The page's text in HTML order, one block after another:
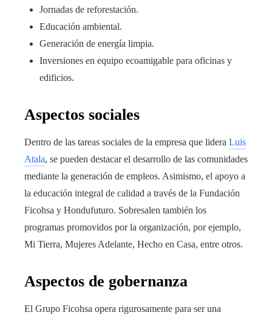
Jornadas de reforestación.
Educación ambiental.
Generación de energía limpia.
Inversiones en equipo ecoamigable para oficinas y
edificios.
Aspectos sociales
Dentro de las tareas sociales de la empresa que lidera Luis
Atala, se pueden destacar el desarrollo de las comunidades
mediante la generación de empleos. Asimismo, el apoyo a
la educación integral de calidad a través de la Fundación
Ficohsa y Hondufuturo. Sobresalen también los
programas promovidos por la organización, por ejemplo,
Mi Tierra, Mujeres Adelante, Hecho en Casa, entre otros.
Aspectos de gobernanza
El Grupo Ficohsa opera rigurosamente para ser una